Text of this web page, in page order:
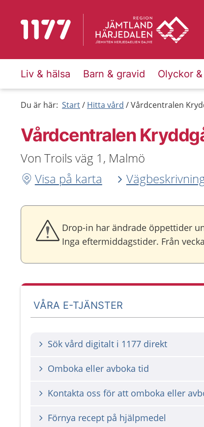
Till startsidan för 1177
Liv & hälsa Barn & gravid Olyckor
Du är här: Start Hitta vård Vårdcentralen
Vårdcentralen
Von Troils väg 1, Malmö
Visa på karta
Drop-in har ändrade öppettider
Inga eftermiddagstider. Från
VÅRA E-TJÄNSTER
Sök vård digitalt i 1177 direkt
Omboka eller avboka tid
Förnya recept på hjälpmedel